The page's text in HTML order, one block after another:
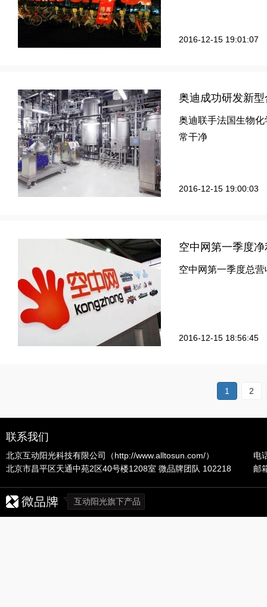
2016-12-15 19:01:07
奥迪成功研发新
奥迪联手法国生物
常干净
2016-12-15 19:00:03
空中网第一季度
空中网第一季度总
2016-12-15 18:56:45
1 2
联系我们
北京互动阳光科技有限公司（http://www.alltosun.com/）
电
北京市昌平区天通中苑2区40号楼1208室 微品牌团队 102218
邮
互动阳光旗下产品